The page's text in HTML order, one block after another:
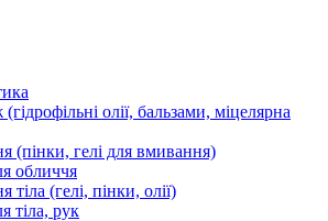
олії, бальзами, міцелярна
(пінки, гелі для вмивання)
обличчя
(гелі, пінки, олії)
тіла, рук